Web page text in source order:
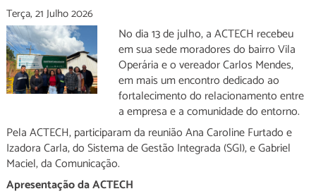
Terça, 21 Julho 2026
No dia 13 de julho, a ACTECH recebeu
em sua sede moradores do bairro Vila
Operária e o vereador Carlos Mendes,
em mais um encontro dedicado ao
fortalecimento do relacionamento entre
a empresa e a comunidade do entorno.
Pela ACTECH, participaram da reunião Ana Caroline Furtado e
Izadora Carla, do Sistema de Gestão Integrada (SGI), e Gabriel
Maciel, da Comunicação.
Apresentação da ACTECH